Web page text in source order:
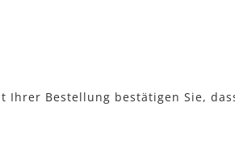
Ihrer Bestellung bestätigen Sie,